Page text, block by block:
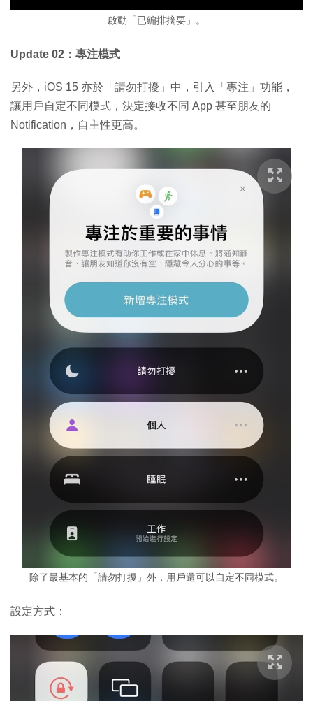
啟動「已編排摘要」。
Update 02：專注模式
另外，iOS 15 亦於「請勿打擾」中，引入「專注」功能，
讓用戶自定不同模式，決定接收不同 App 甚至朋友的
Notification，自主性更高。
除了最基本的「請勿打擾」外，用戶還可以自定不同模式。
設定方式：